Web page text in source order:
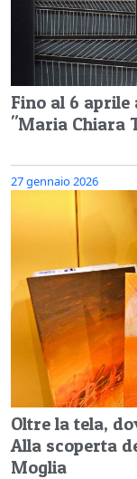
Fino al 6
"Maria Chiara
27 gennaio 2026
Oltre la tela,
Alla scoperta
Moglia